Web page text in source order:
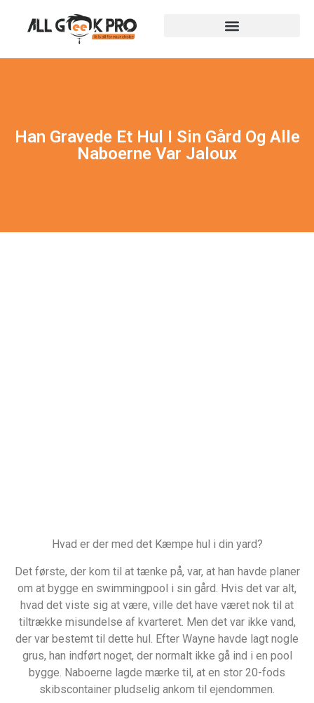
Han Gravede Et Hul I Sin Gård Og Alle
Naboerne Var Jaloux
Hvad er der med det Kæmpe hul i din yard?
Det første, der kom til at tænke på, var, at han havde planer
om at bygge en swimmingpool i sin gård. Hvis det var alt,
hvad det viste sig at være, ville det have været nok til at
tiltrække misundelse af kvarteret. Men det var ikke vand,
der var bestemt til dette hul. Efter Wayne havde lagt nogle
grus, han indført noget, der normalt ikke gå ind i en pool
bygge. Naboerne lagde mærke til, at en stor 20-fods
skibscontainer pludselig ankom til ejendommen.